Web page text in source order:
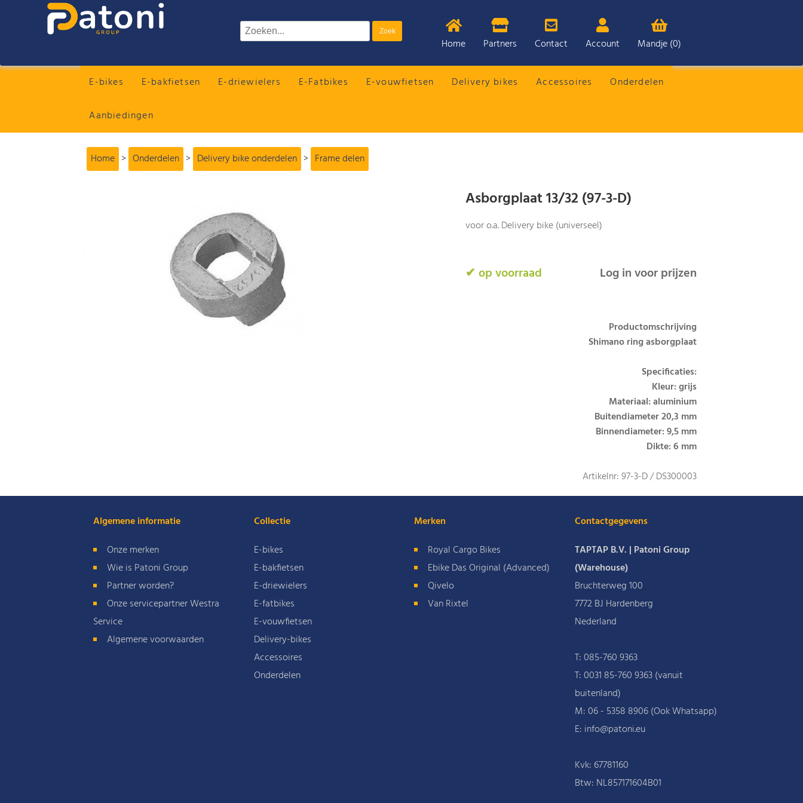
Home Partners Contact Account Mandje (0)
E-bikes E-bakfietsen E-driewielers E-Fatbikes E-vouwfietsen Delivery bikes Accessoires Onderdelen
Aanbiedingen
Home > Onderdelen > Delivery bike onderdelen > Frame delen
Asborgplaat 13/32 (97-3-D)
voor o.a. Delivery bike (universeel)
✔ op voorraad Log in voor prijzen
Productomschrijving
Shimano ring asborgplaat
Specificaties:
Kleur: grijs
Materiaal: aluminium
Buitendiameter 20,3 mm
Binnendiameter: 9,5 mm
Dikte: 6 mm
Artikelnr: 97-3-D / DS300003
Algemene informatie
Onze merken
Wie is Patoni Group
Partner worden?
Onze servicepartner Westra
Service
Algemene voorwaarden
Collectie
E-bikes
E-bakfietsen
E-driewielers
E-fatbikes
E-vouwfietsen
Delivery-bikes
Accessoires
Onderdelen
Merken
Royal Cargo Bikes
Ebike Das Original (Advanced)
Qivelo
Van Rixtel
Contactgegevens
TAPTAP B.V. | Patoni Group
(Warehouse)
Bruchterweg 100
7772 BJ Hardenberg
Nederland
T:085-760 9363
T:0031 85-760 9363 (vanuit
buitenland)
M:06 - 5358 8906 (Ook Whatsapp)
E: info@patoni.eu
Kvk: 67781160
Btw: NL857171604B01